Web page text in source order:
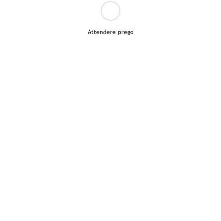
Attendere prego